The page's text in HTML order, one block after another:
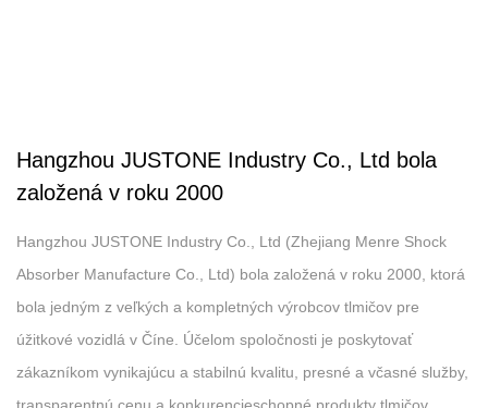
Hangzhou JUSTONE Industry Co., Ltd bola
založená v roku 2000
Hangzhou JUSTONE Industry Co., Ltd (Zhejiang Menre Shock
Absorber Manufacture Co., Ltd) bola založená v roku 2000, ktorá
bola jedným z veľkých a kompletných výrobcov tlmičov pre
úžitkové vozidlá v Číne. Účelom spoločnosti je poskytovať
zákazníkom vynikajúcu a stabilnú kvalitu, presné a včasné služby,